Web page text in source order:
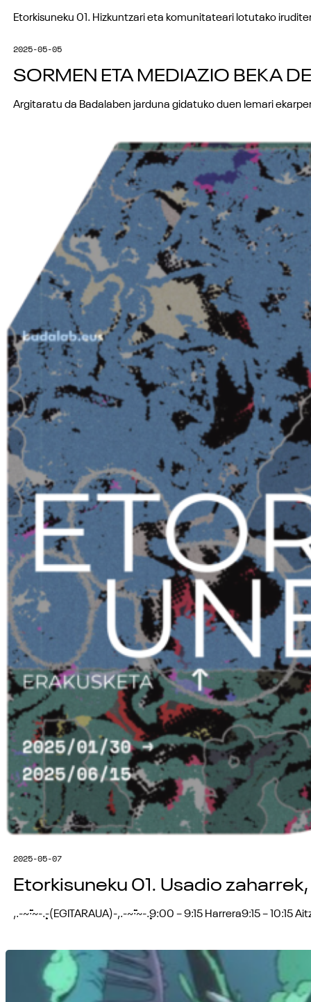
Etorkisuneku 01. Hizkuntzari eta komunitateari lotutako
2025-05-05
SORMEN ETA MEDIAZIO BEKA
Argitaratu da Badalaben jarduna gidatuko duen lemari
2025-05-07
Etorkisuneku 01. Usadio
,.-~´¨¯¨·~-.¸-(EGITARAUA)-,.-~´¨¯¨·~-.¸9:00 – 9:15 Harrera9:15